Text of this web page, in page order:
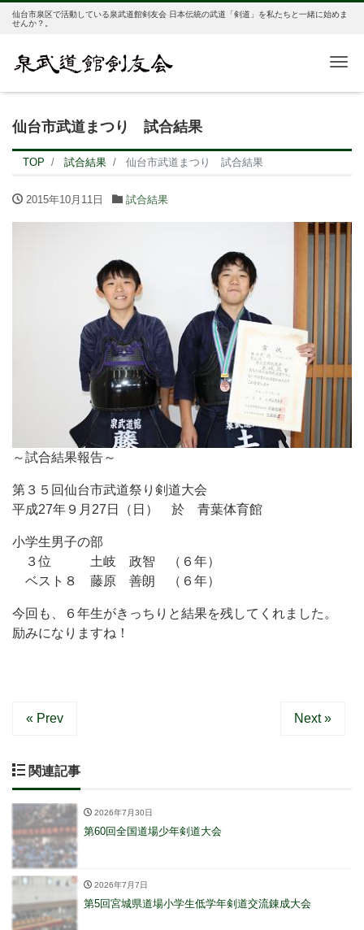
仙台市泉区で活動している泉武道館剣友会 日本伝統の武道「剣道」を私たちと一緒に始めま
せんか？。
仙台市武道まつり 試合結果
TOP 試合結果 仙台市武道まつり 試合結果
2015年10月11日 試合結果
～試合結果報告～
第３５回仙台市武道祭り剣道大会
平成27年９月27日（日） 於 青葉体育館
小学生男子の部
３位 土岐 政智 （６年）
ベスト８ 藤原 善朗 （６年）
今回も、６年生がきっちりと結果を残してくれました。
励みになりますね！
« Prev Next »
関連記事
2026年7月30日
第60回全国道場少年剣道大会
2026年7月7日
第5回宮城県道場小学生低学年剣道交流錬成大会